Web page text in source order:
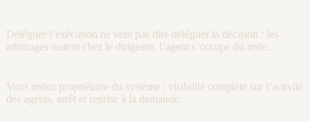
Déléguer l’exécution ne veut pas dire déléguer la décision : les
arbitrages restent chez le dirigeant, l’agent s’occupe du reste.
Vous restez propriétaire du système : visibilité complète sur l’activité
des agents, arrêt et reprise à la demande.